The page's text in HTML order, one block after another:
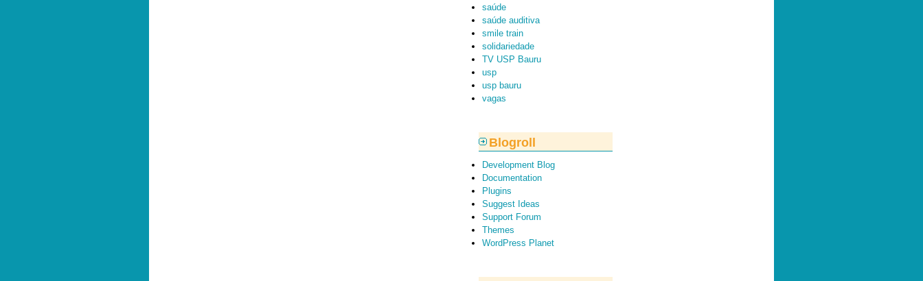
saúde
saúde auditiva
smile train
solidariedade
TV USP Bauru
usp
usp bauru
vagas
Blogroll
Development Blog
Documentation
Plugins
Suggest Ideas
Support Forum
Themes
WordPress Planet